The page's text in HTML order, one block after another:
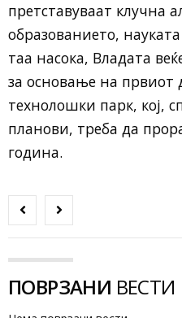
претставуваат клучна
образованието,
таа насока, Владата
за основање на првиот
технолошки парк, кој,
планови, треба да
година.
ПОВРЗАНИ ВЕСТИ